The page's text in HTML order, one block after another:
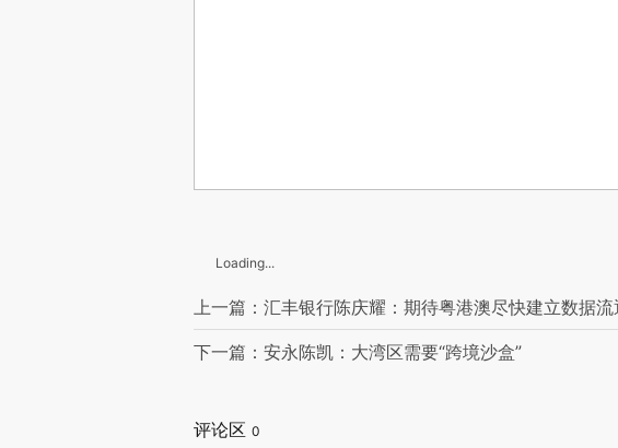
Loading...
上一篇：汇丰银行陈庆耀：期待粤港澳尽快建立数据
下一篇：安永陈凯：大湾区需要“跨境沙盒”
评论区 0